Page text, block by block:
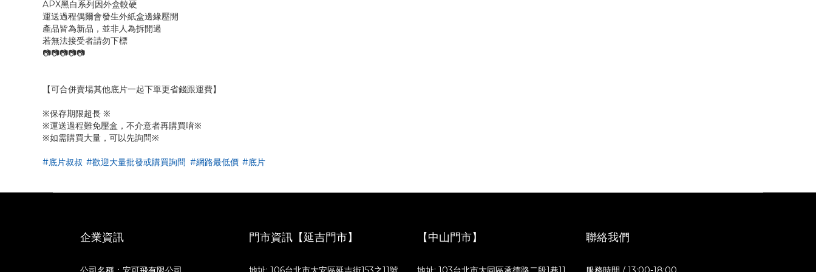
APX黑白系列因外盒較硬
運送過程偶爾會發生外紙盒邊緣壓開
產品皆為新品，並非人為拆開過
若無法接受者請勿下標
📷📷📷📷📷
【可合併賣場其他底片一起下單更省錢跟運費】
※保存期限超長 ※
※運送過程難免壓盒，不介意者再購買唷※
※如需購買大量，可以先詢問※
#底片叔叔 #歡迎大量批發或購買詢問 #網路最低價 #底片
企業資訊 門市資訊【延吉門市】 【中山門市】 聯絡我們